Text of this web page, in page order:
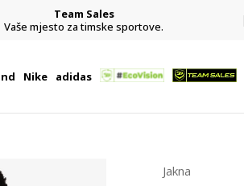
Team Sales
Vaše mjesto za timske sportove.
Nike adidas
Jakna